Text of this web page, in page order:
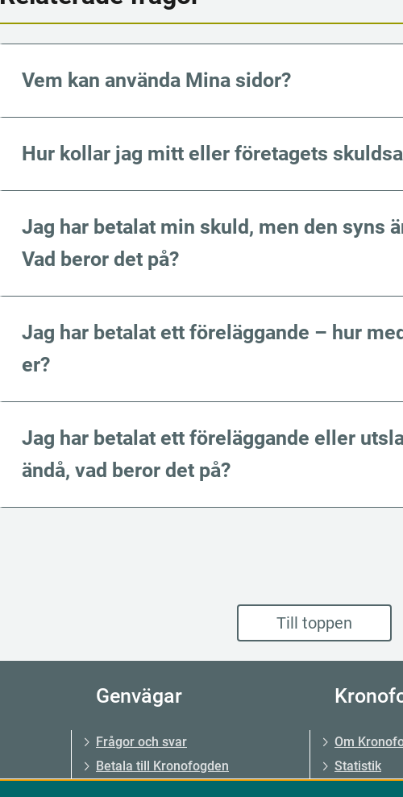
Vem kan använda Mina sidor?
Hur kollar jag mitt eller företagets
Jag har betalat min skuld, men den syns
Vad beror det på?
Jag har betalat ett föreläggande – hur
er?
Jag har betalat ett föreläggande eller
ändå, vad beror det på?
Till toppen
Genvägar
Frågor och svar
Betala till Kronofogden
Om
Statistik